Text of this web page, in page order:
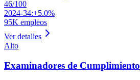
46/100
2024-34:+5.0%
95K empleos
Ver detalles
Alto
Examinadores de Cumplimiento